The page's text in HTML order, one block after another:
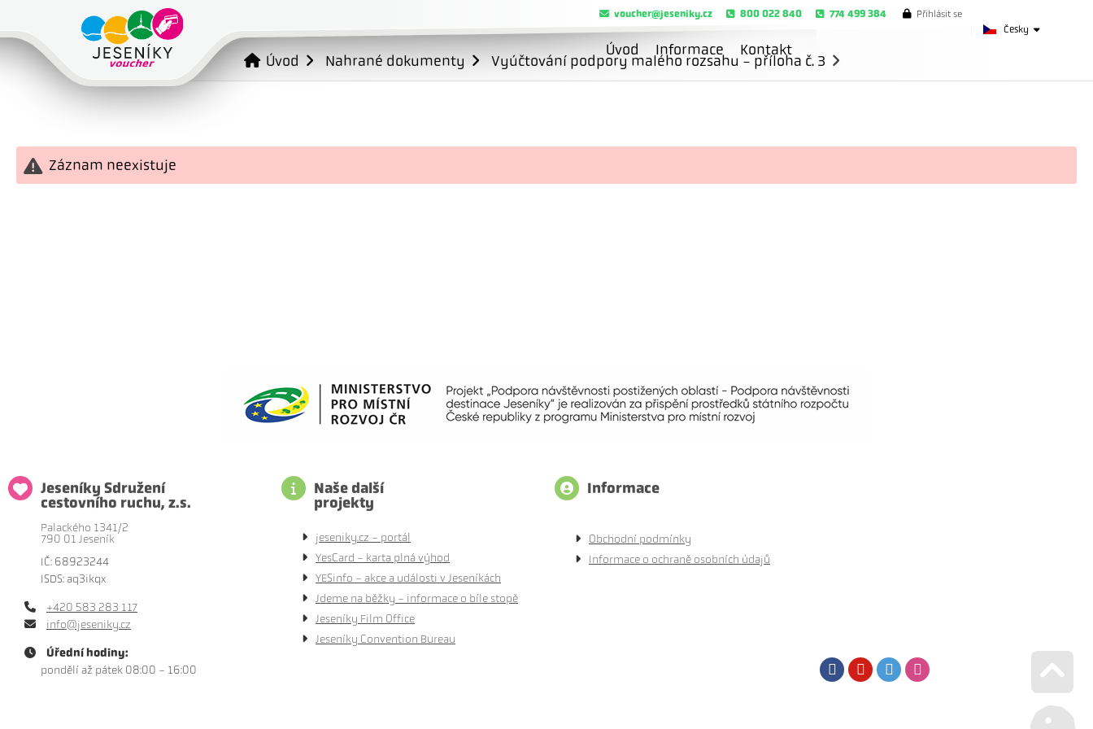
Česky
voucher@jeseniky.cz 800 022 840 774 499 384 Přihlásit se
Úvod Informace Kontakt
Úvod Nahrané dokumenty Vyúčtování podpory malého rozsahu - příloha č. 3
Záznam neexistuje
Jeseníky Sdružení
cestovního ruchu, z.s.
Palackého 1341/2
790 01 Jeseník
IČ: 68923244
ISDS: aq3ikqx
+420 583 283 117
info@jeseniky.cz
Úřední hodiny:
pondělí až pátek 08:00 - 16:00
Naše další
projekty
jeseniky.cz - portál
YesCard - karta plná výhod
YESinfo - akce a události v Jeseníkách
Jdeme na běžky - informace o bíle stopě
Jeseníky Film Office
Jeseníky Convention Bureau
Informace
Obchodní podmínky
Informace o ochraně osobních údajů
FacebookYoutubeTwitter
Go